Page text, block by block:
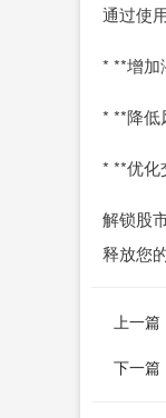
通过使
* **增加
* **降低
* **优化
解锁股
释放您
上一篇
下一篇